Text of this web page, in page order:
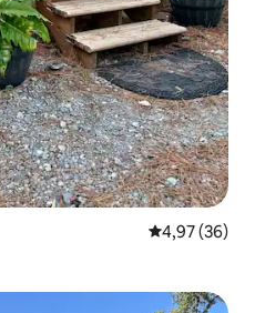
Gemiddelde
4,97 (36)